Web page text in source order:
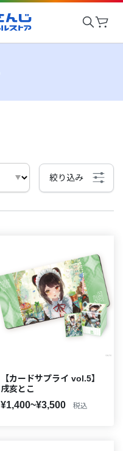
絞り込み
【カードサプライ vol.5】
戌亥とこ
¥1,400~¥3,500 税込